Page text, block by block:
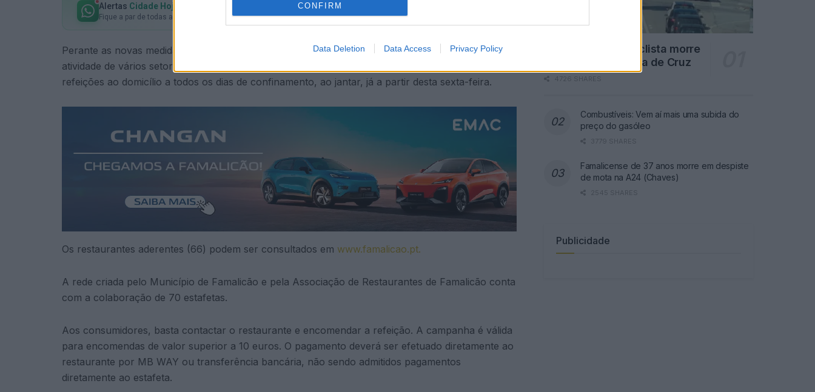
CONFIRM
Data Deletion Data Access Privacy Policy
Alertas Cidade Hoje
Fique a par de todas as notícias em primeira mão!
Perante as novas medidas governamentais, decretadas esta quarta-feira, que limita e impede a
atividade de vários setores de atividade, a Câmara Municipal decidiu alargar a entrega gratuita de
refeições ao domicílio a todos os dias de confinamento, ao jantar, já a partir desta sexta-feira.
Os restaurantes aderentes (66) podem ser consultados em www.famalicao.pt.
A rede criada pelo Município de Famalicão e pela Associação de Restaurantes de Famalicão conta
com a colaboração de 70 estafetas.
Aos consumidores, basta contactar o restaurante e encomendar a refeição. A campanha é válida
para encomendas de valor superior a 10 euros. O pagamento deverá ser efetuado diretamente ao
restaurante por MB WAY ou transferência bancária, não sendo admitidos pagamentos
diretamente ao estafeta.
Famalicão: Motociclista morre
na N14 na freguesia de Cruz
4726 SHARES
Combustíveis: Vem aí mais uma subida do
preço do gasóleo
3779 SHARES
Famalicense de 37 anos morre em despiste
de mota na A24 (Chaves)
2545 SHARES
Publicidade